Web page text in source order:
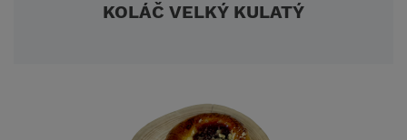
KOLÁČ VELKÝ KULATÝ